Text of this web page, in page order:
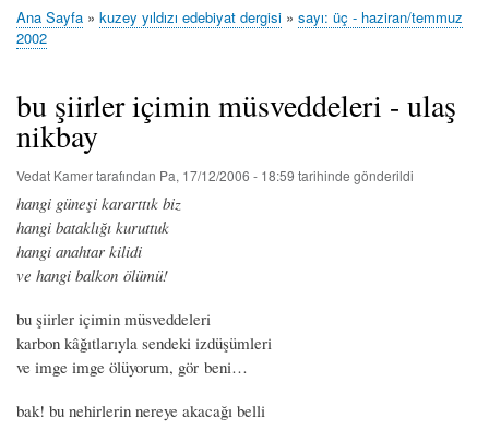
1
2
3
4
5
6
7
8
9
10
11
12
13
Sayfa
Ana Sayfa kuzey yıldızı edebiyat dergisi
sayı: üç - haziran/temmuz
2002
bu şiirler içimin müsveddeleri - ulaş
nikbay
Vedat Kamertarafından Pa, 17/12/2006 - 18:59 tarihinde gönderildi
hangi güneşi kararttık biz
hangi bataklığı kuruttuk
hangi anahtar kilidi
ve hangi balkon ölümü!
bu şiirler içimin müsveddeleri
karbon kâğıtlarıyla sendeki izdüşümleri
ve imge imge ölüyorum, gör beni…
bak! bu nehirlerin nereye akacağı belli